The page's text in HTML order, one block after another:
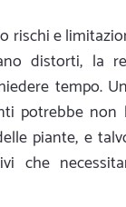
rischi e
distorti, la
tempo.
potrebbe non
piante, e
che